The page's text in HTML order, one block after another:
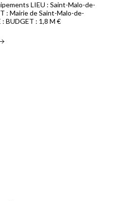
LIEU : Saint-Malo-de-
: Mairie de Saint-Malo-de-
: BUDGET : 1,8 M €